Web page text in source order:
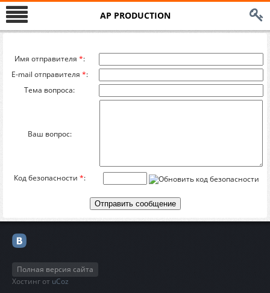
AP PRODUCTION
Имя отправителя *:
E-mail отправителя *:
Тема вопроса:
Ваш вопрос:
Код безопасности *:
Полная версия сайта
Хостинг от uCoz